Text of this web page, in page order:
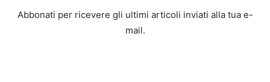
Abbonati per ricevere gli ultimi articoli inviati alla tua e-
mail.